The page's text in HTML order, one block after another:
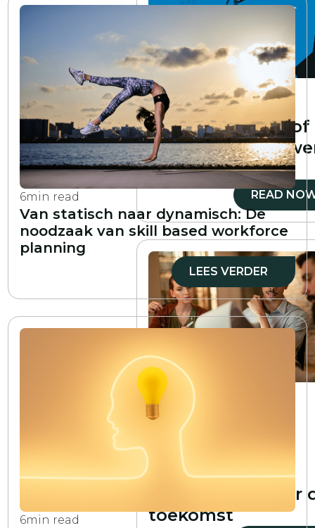
6min read
Van statisch naar dynamisch: De
noodzaak van skill based workforce
planning
LEES VERDER
6min read
6min read
Wat is een
vaardigheidskloof
analyse en hoe
deze?
READ
min read
De kloof tussen
technisch talent
overbruggen:
strategieën en
oplossingen voor
toekomst